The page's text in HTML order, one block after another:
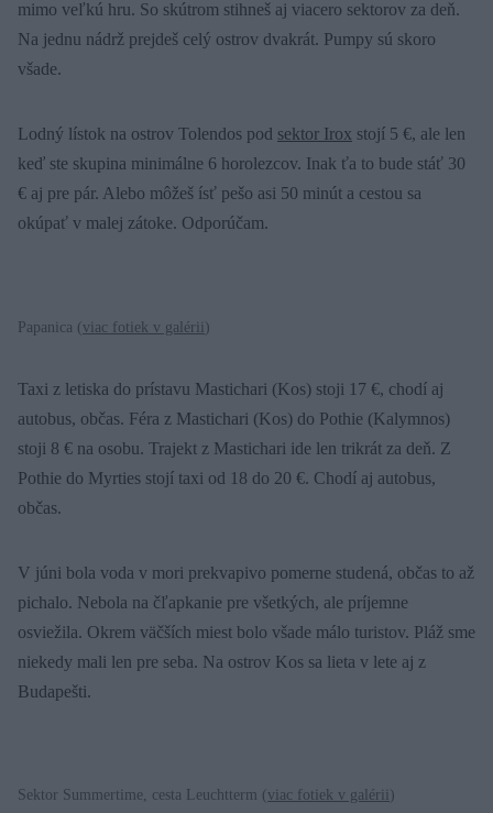
mimo veľkú hru. So skútrom stihneš aj viacero sektorov za deň.
Na jednu nádrž prejdeš celý ostrov dvakrát. Pumpy sú skoro
všade.
Lodný lístok na ostrov Tolendos pod sektor Irox stojí 5 €, ale len
keď ste skupina minimálne 6 horolezcov. Inak ťa to bude stáť 30
€ aj pre pár. Alebo môžeš ísť pešo asi 50 minút a cestou sa
okúpať v malej zátoke. Odporúčam.
Papanica (viac fotiek v galérii )
Taxi z letiska do prístavu Mastichari (Kos) stoji 17 €, chodí aj
autobus, občas. Féra z Mastichari (Kos) do Pothie (Kalymnos)
stoji 8 € na osobu. Trajekt z Mastichari ide len trikrát za deň. Z
Pothie do Myrties stojí taxi od 18 do 20 €. Chodí aj autobus,
občas.
V júni bola voda v mori prekvapivo pomerne studená, občas to až
pichalo. Nebola na čľapkanie pre všetkých, ale príjemne
osviežila. Okrem väčších miest bolo všade málo turistov. Pláž sme
niekedy mali len pre seba. Na ostrov Kos sa lieta v lete aj z
Budapešti.
Sektor Summertime, cesta Leuchtterm (viac fotiek v galérii)